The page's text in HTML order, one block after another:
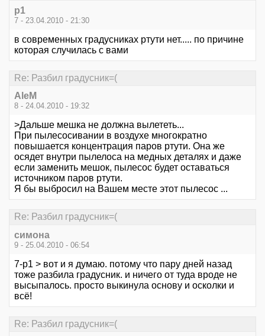
p1
7 - 23.04.2010 - 21:30
в современных градусниках ртути нет..... по причине
которая случилась с вами
Re: Разбил градусник=(
AleM
8 - 24.04.2010 - 19:32
>Дальше мешка не должна вылететь...
При пылесосивании в воздухе многократно
повышается концентрация паров ртути. Она же
осядет внутри пылелоса на медных деталях и даже
если заменить мешок, пылесос будет оставаться
источником паров ртути.
Я бы выбросил на Вашем месте этот пылесос ...
Re: Разбил градусник=(
симона
9 - 25.04.2010 - 06:54
7-p1 > вот и я думаю. потому что пару дней назад
тоже разбила градусник. и ничего от туда вроде не
высыпалось. просто выкинула основу и осколки и
всё!
Re: Разбил градусник=(